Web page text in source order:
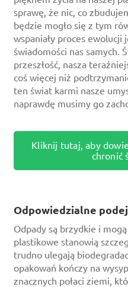
sprawę, że nic, co
będzie mogło się z tym
wspaniały proces ewolucji
świadomości nas samych.
przeszłość, nasza
coś więcej niż
ten świat karmi nasze
naprawdę musimy go
Kliknij tutaj, aby
chronić
Odpowiedzialne
Odpady są brzydkie i
plastikowe stanowią
trudno ulegają
opakowań kończy na
znacznych połaci ziemi,